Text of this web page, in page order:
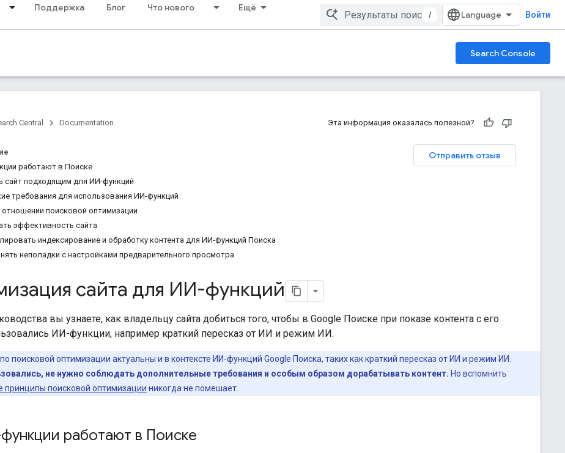
Поддержка Блог Что нового Ещё
/ Войти
Search Console
Central Documentation Эта информация оказалась полезной?
Отправить отзыв
работают в Поиске
сайт подходящим для ИИ-функций
требования для использования ИИ-функций
отношении поисковой оптимизации
эффективность сайта
индексирование и обработку контента для ИИ-функций Поиска
неполадки с настройками предварительного просмотра
сайта для ИИ-функций
вы узнаете, как владельцу сайта добиться того, чтобы в Google Поиске при показе контента с его
ИИ-функции, например краткий пересказ от ИИ и режим ИИ.
поисковой оптимизации актуальны и в контексте ИИ-функций Google Поиска, таких как краткий пересказ от ИИ и режим ИИ.
не нужно соблюдать дополнительные требования и особым образом дорабатывать контент. Но вспомнить
принципы поисковой оптимизации никогда не помешает.
функции работают в Поиске